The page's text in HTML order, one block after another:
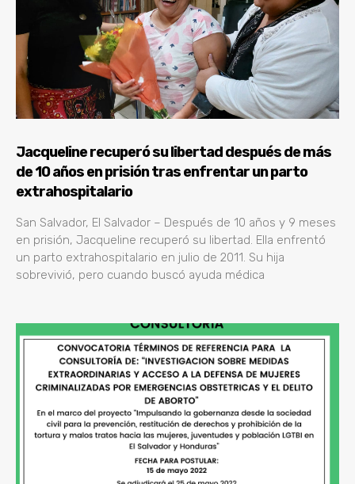
Jacqueline recuperó su libertad después de más
de 10 años en prisión tras enfrentar un parto
extrahospitalario
San Salvador, El Salvador – Después de 10 años y 9 meses
en prisión, Jacqueline recuperó su libertad. Ella enfrentó
un parto extrahospitalario en julio de 2011. Su hija
sobrevivió, pero cuando buscó ayuda médica